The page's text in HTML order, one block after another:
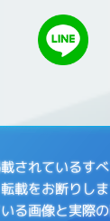
されているす
載をお断りしま
る画像と実際